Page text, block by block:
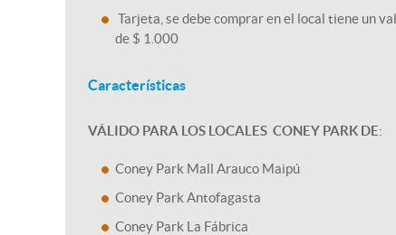
Tarjeta, se debe comprar en el local tiene un
de $ 1.000
Características
VÁLIDO PARA LOS LOCALES CONEY PARK DE:
Coney Park Mall Arauco Maipú
Coney Park Antofagasta
Coney Park La Fábrica